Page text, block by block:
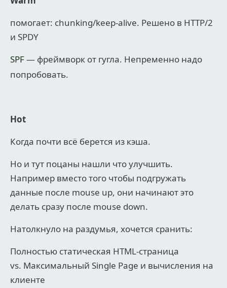
помогает: chunking/keep-alive. Решено в HTTP/2
и SPDY
SPF— фреймворк от гугла. Непременно надо
попробовать.
Hot
Когда почти всё берется из кэша.
Но и тут поцаны нашли что улучшить.
Например вместо того чтобы подгружать
данные после mouse up, они начинают это
делать сразу после mouse down.
Натолкнуло на раздумья, хочется сранить:
Полностью статическая HTML-страница
vs. Максимальный Single Page и вычисления на
клиенте